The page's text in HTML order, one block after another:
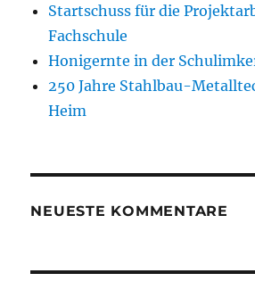
Startschuss für die
Fachschule
Honigernte in der
250 Jahre Stahlbau-
Heim
NEUESTE KOMMENTARE